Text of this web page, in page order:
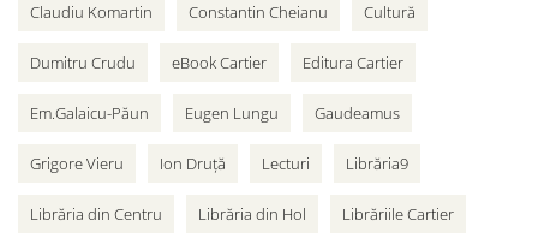
Claudiu Komartin Constantin Cheianu Cultură
Dumitru Crudu eBook Cartier Editura Cartier
Em.Galaicu-Păun Eugen Lungu Gaudeamus
Grigore Vieru Ion Druță Lecturi Librăria9
Librăria din Centru Librăria din Hol Librăriile Cartier